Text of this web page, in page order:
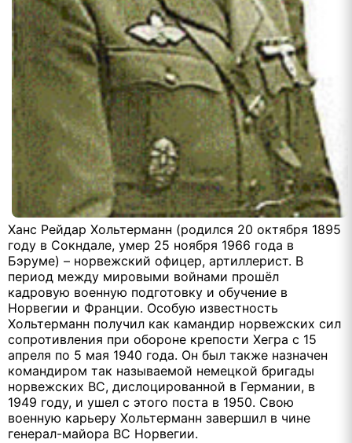
Ханс Рейдар Хольтерманн (родился 20 октября 1895
году в Сокндале, умер 25 ноября 1966 года в
Бэруме) – норвежский офицер, артиллерист. В
период между мировыми войнами прошёл
кадровую военную подготовку и обучение в
Норвегии и Франции. Особую известность
Хольтерманн получил как камандир норвежских сил
сопротивления при обороне крепости Хегра с 15
апреля по 5 мая 1940 года. Он был также назначен
командиром так называемой немецкой бригады
норвежских ВС, дислоцированной в Германии, в
1949 году, и ушел с этого поста в 1950. Свою
военную карьеру Хольтерманн завершил в чине
генерал-майора ВС Норвегии.